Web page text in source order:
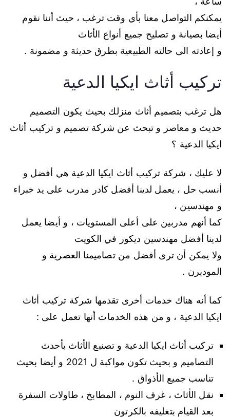
يمكنكم التواصل معنا بأي وقت ترغب ، حيث أننا نقوم
أيضا بصيانة و تصليح جميع أنواع الأثاث
و إعادته الى حالته الطبيعية بطرق حديثة و مضمونة .
تركيب أثاث ايكيا الدعية
هل ترغب بتصميم أثاث منزلك بحيث يكون التصميم
حديث و معاصر و تبحث عن شركة تصميم و تركيب أثاث
ايكيا الدعية ؟
لا عليك ، شركة تركيب أثاث ايكيا الدعية هي أفضل و
أنسب حل ، يعمل لدينا أفضل كادر مدرب على يد خبراء
و مهندسين ،
كما أنهم مدربين على أعلى المستويات ، و أيضا يعمل
لدينا أفضل مهندسين ديكور في الكويت
ولا يمكن أن ترى أفضل من تصاميمنا العصرية و
الموديرن .
كما أنه هناك خدمات أخرى تقدمها شركة تركيب أثاث
ايكيا الدعية ، و من هذه الخدمات أنها تعمل على :
تركيب أثاث ايكيا الدعية و تصنيع الأثاث بأحدث
التصاميم و بحيث تكون مواكبة ل 2021 و أيضا بحيث
تناسب جميع الأذواق .
نقل الأثاث ، غرف النوم ، المطابخ ، طاولات السفرة
بعد القيام بتغليفه بالكرتون